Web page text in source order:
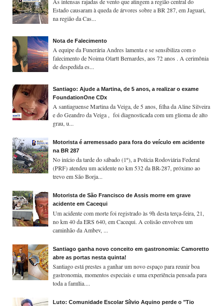
Estado causaram à queda de árvores sobre a BR 287, em Jaguari,
na região da Cas...
Nota de Falecimento
A equipe da Funerária Andres lamenta e se sensibiliza com o
falecimento de Noima Olartt Bernardes, aos 72 anos . A cerimônia
de despedida es...
Santiago: Ajude a Martina, de 5 anos, a realizar o exame
FoundationOne CDx
A santiaguense Martina da Veiga, de 5 anos, filha da Aline Silveira
e do Geandro da Veiga , foi diagnosticada com um glioma de alto
grau, u...
Motorista é arremessado para fora do veículo em acidente
na BR 287
No início da tarde do sábado (1º), a Polícia Rodoviária Federal
(PRF) atendeu um acidente no km 532 da BR-287, próximo ao
trevo em São Borja...
Motorista de São Francisco de Assis morre em grave
acidente em Cacequi
Um acidente com morte foi registrado às 9h desta terça-feira, 21,
no km 40 da ERS 640, em Cacequi. A colisão envolveu um
caminhão da Ambev, ...
Santiago ganha novo conceito em gastronomia: Camoretto
abre as portas nesta quinta!
Santiago está prestes a ganhar um novo espaço para reunir boa
gastronomia, momentos especiais e uma experiência pensada para
toda a família....
Luto: Comunidade Escolar Sílvio Aquino perde o "Tio